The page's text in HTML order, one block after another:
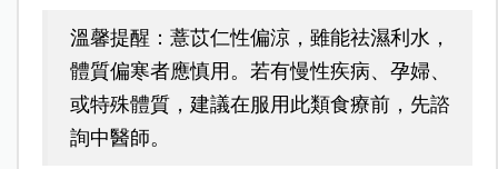
溫馨提醒：薏苡仁性偏涼，雖能祛濕利水，
體質偏寒者應慎用。若有慢性疾病、孕婦、
或特殊體質，建議在服用此類食療前，先諮
詢中醫師。